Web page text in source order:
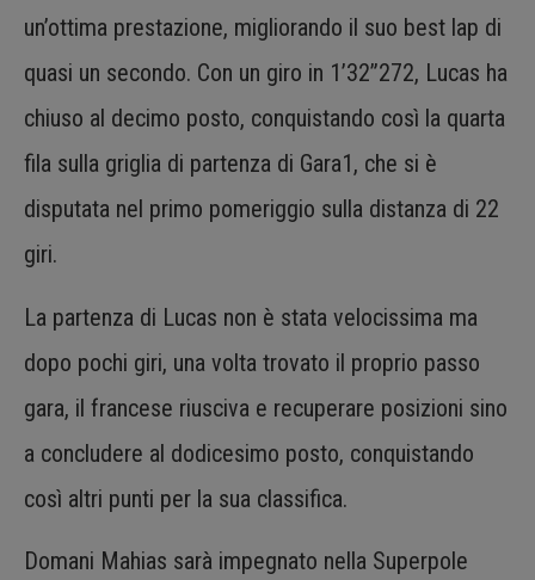
un’ottima prestazione, migliorando il suo best lap di
quasi un secondo. Con un giro in 1’32”272, Lucas ha
chiuso al decimo posto, conquistando così la quarta
fila sulla griglia di partenza di Gara1, che si è
disputata nel primo pomeriggio sulla distanza di 22
giri.
La partenza di Lucas non è stata velocissima ma
dopo pochi giri, una volta trovato il proprio passo
gara, il francese riusciva e recuperare posizioni sino
a concludere al dodicesimo posto, conquistando
così altri punti per la sua classifica.
Domani Mahias sarà impegnato nella Superpole